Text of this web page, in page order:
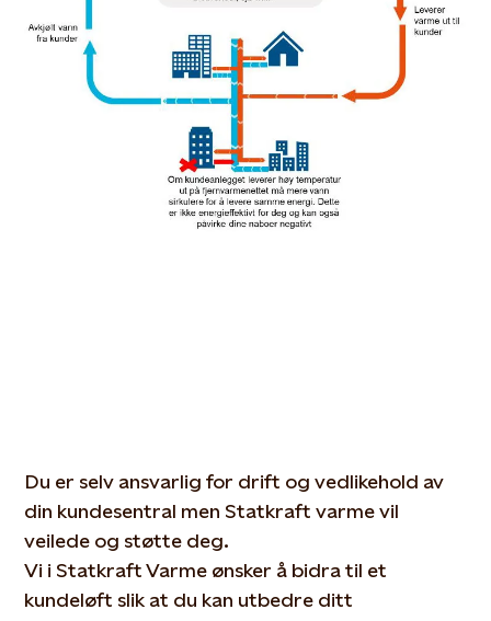
Du er selv ansvarlig for drift og vedlikehold av
din kundesentral men Statkraft varme vil
veilede og støtte deg.
Vi i Statkraft Varme ønsker å bidra til et
kundeløft slik at du kan utbedre ditt